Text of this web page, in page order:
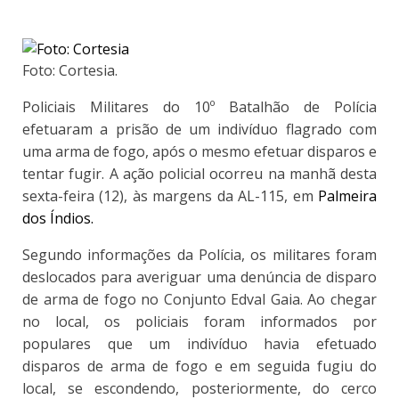
Foto: Cortesia.
Policiais Militares do 10º Batalhão de Polícia
efetuaram a prisão de um indivíduo flagrado com
uma arma de fogo, após o mesmo efetuar disparos e
tentar fugir. A ação policial ocorreu na manhã desta
sexta-feira (12), às margens da AL-115, em Palmeira
dos Índios.
Segundo informações da Polícia, os militares foram
deslocados para averiguar uma denúncia de disparo
de arma de fogo no Conjunto Edval Gaia. Ao chegar
no local, os policiais foram informados por
populares que um indivíduo havia efetuado
disparos de arma de fogo e em seguida fugiu do
local, se escondendo, posteriormente, do cerco